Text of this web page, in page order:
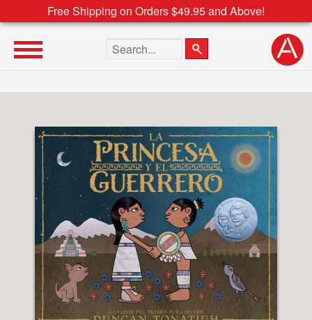
Free Shipping on Orders $49.95 and Above!
Search the site